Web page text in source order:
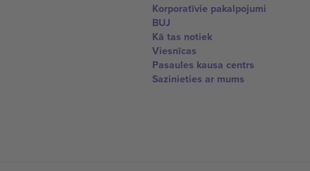
Korporatīvie pakalpojumi
BUJ
Kā tas notiek
Viesnīcas
Pasaules kausa centrs
Sazinieties ar mums